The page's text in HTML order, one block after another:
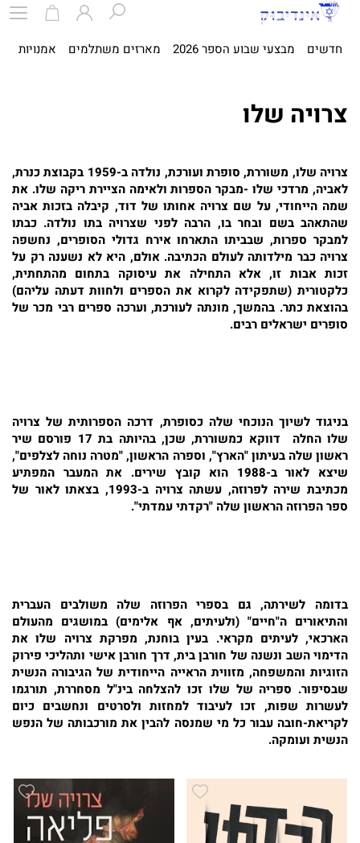
חדשים מבצעי שבוע הספר 2026 מארזים משתלמים אמנויות
צרויה שלו
צרויה שלו
, משוררת, סופרת ועורכת, נולדה ב-1959 בקבוצת כנרת,
לאביה, מרדכי שלו -מבקר הספרות ולאימה הציירת ריקה שלו. את
שמה הייחודי, על שם צרויה אחותו של דוד, קיבלה בזכות אביה
שהתאהב בשם ובחר בו, הרבה לפני שצרויה בתו נולדה. כבתו
למבקר ספרות, שבביתו התארחו אירח גדולי הסופרים, נחשפה
צרויה כבר מילדותה לעולם הכתיבה. אולם, היא לא נשענה רק על
זכות אבות זו, אלא התחילה את עיסוקה בתחום מהתחתית,
כלקטורית (שתפקידה לקרוא את הספרים ולחוות דעתה עליהם)
בהוצאת כתר. בהמשך, מונתה לעורכת, וערכה ספרים רבי מכר של
סופרים ישראלים רבים.
בניגוד לשיוך הנוכחי שלה כסופרת, דרכה הספרותית של צרויה
שלו
החלה דווקא כמשוררת, שכן, בהיותה בת 17 פורסם שיר
ראשון שלה בעיתון "הארץ", וספרה הראשון, "מטרה נוחה לצלפים",
שיצא לאור ב-1988 הוא קובץ שירים. את המעבר המפתיע
מכתיבת שירה לפרוזה, עשתה צרויה ב-1993, בצאתו לאור של
ספר הפרוזה הראשון שלה "רקדתי עמדתי".
בדומה לשירתה, גם בספרי הפרוזה שלה משולבים העברית
והתיאורים ה"חיים" (ולעיתים, אף אלימים) במושגים מהעולם
הארכאי, לעיתים מקראי. בעין בוחנת, מפרקת צרויה שלו את
הדימוי השב ונשנה של חורבן בית, דרך חורבן אישי ותהליכי פירוק
הזוגיות והמשפחה, מזווית הראייה הייחודית של הגיבורה הנשית
שבסיפור. ספריה של שלו זכו להצלחה בינ"ל מסחררת, תורגמו
לעשרות שפות, זכו לעיבוד למחזות ולסרטים ונחשבים כיום
לקריאת-חובה עבור כל מי שמנסה להבין את מורכבותה של הנפש
הנשית ועומקה.